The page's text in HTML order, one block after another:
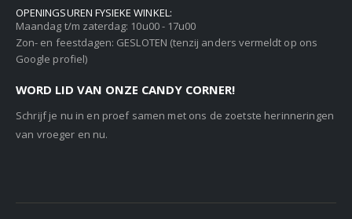
OPENINGSUREN FYSIEKE WINKEL:
Maandag t/m zaterdag: 10u00 - 17u00
Zon- en feestdagen: GESLOTEN (tenzij anders vermeldt op ons
Google profiel)
WORD LID VAN ONZE CANDY CORNER!
Schrijf je nu in en proef samen met ons de zoetste herinneringen
van vroeger en nu.